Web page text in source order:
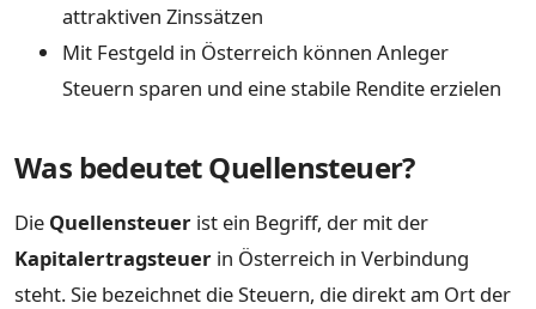
attraktiven Zinssätzen
Mit Festgeld in Österreich können Anleger
Steuern sparen und eine stabile Rendite erzielen
Was bedeutet Quellensteuer?
Die Quellensteuer ist ein Begriff, der mit der
Kapitalertragsteuer in Österreich in Verbindung
steht. Sie bezeichnet die Steuern, die direkt am Ort der